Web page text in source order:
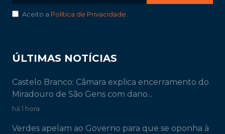
Aceito a Política de Privacidade.
ÚLTIMAS NOTÍCIAS
Castelo Branco: Câmara explica encerramento do
Miradouro de São Gens com dano...
há 1 hora
Verdes apelam ao Governo para que se oponha à